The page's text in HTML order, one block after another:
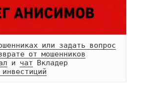
или задать вопрос
от мошенников
и чат